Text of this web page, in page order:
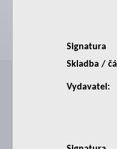
Signatura
Skladba /
Vydavatel: